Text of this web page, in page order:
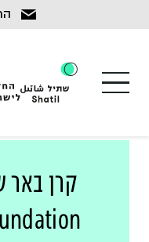
content